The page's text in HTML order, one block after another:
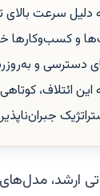
دلیل سرعت
و کسب‌وکارها
دسترسی و
ائتلاف،
ارشد،